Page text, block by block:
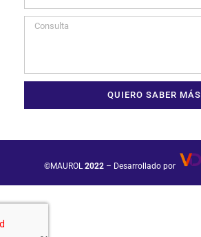
QUIERO SABER MÁS
©MAUROL 2022 – Desarrollado por